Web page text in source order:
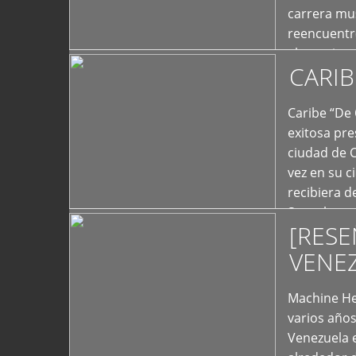
carrera
el exterior
Caribe
exitosa
ciudad de
vez en su
recibiera
Store los
Machine
varios
Venezuela